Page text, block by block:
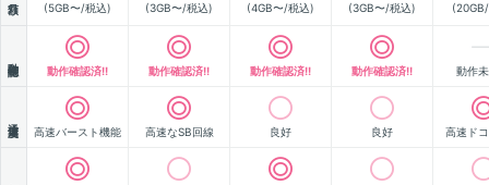
(5GB〜/税込)
(3GB〜/税込)
(4GB〜/税込)
(3GB〜/税込)
動作確認済!! 動作確認済!! 動作確認済!! 動作確認済!! 動作
高速バースト機能 高速なSB回線 良好 良好 高速ド